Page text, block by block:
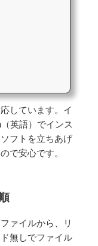
しています。イ
英語）でインス
フトを立ちあげ
で安心です。
ァイルから、リ
無しでファイル